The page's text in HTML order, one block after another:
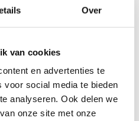
Over
van cookies
en advertenties te
voor social media te bieden
analyseren. Ook delen we
onze site met onze